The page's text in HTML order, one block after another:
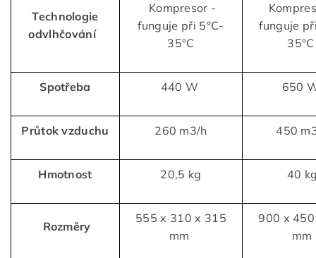
Technologie
odvlhčování
Kompresor -
funguje při 5°C-
35°C
funguje
Spotřeba 440 W 650
Průtok vzduchu 260 m3/h 450
Hmotnost 20,5 kg 40
Rozměry
555 x 310 x 315
mm
900 x
mm